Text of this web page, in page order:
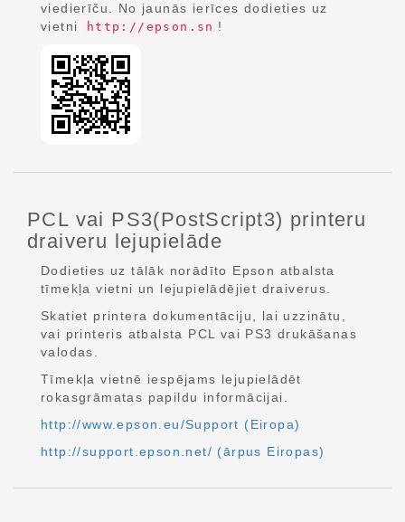
viedierīču. No jaunās ierīces dodieties uz
vietni
http://epson.sn !
PCL vai PS3(PostScript3) printeru
draiveru lejupielāde
Dodieties uz tālāk norādīto Epson atbalsta
tīmekļa vietni un lejupielādējiet draiverus.
Skatiet printera dokumentāciju, lai uzzinātu,
vai printeris atbalsta PCL vai PS3 drukāšanas
valodas.
Tīmekļa vietnē iespējams lejupielādēt
rokasgrāmatas papildu informācijai.
http://www.epson.eu/Support (Eiropa)
http://support.epson.net/ (ārpus Eiropas)